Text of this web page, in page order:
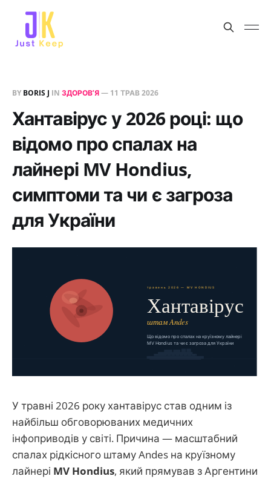
BY BORIS J IN ЗДОРОВʼЯ— 11 ТРАВ 2026
Хантавірус у 2026 році: що
відомо про спалах на
лайнері MV Hondius,
симптоми та чи є загроза
для України
У травні 2026 року хантавірус став одним із
найбільш обговорюваних медичних
інфоприводів у світі. Причина — масштабний
спалах рідкісного штаму Andes на круїзному
лайнері MV Hondius, який прямував з Аргентини